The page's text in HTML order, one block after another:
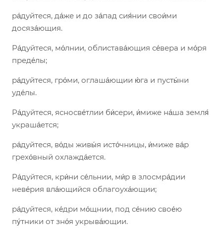
ра́дуйтеся, да́же и до за́пад сия́нии свои́ми
досяза́ющия.
Ра́дуйтеся, мо́лнии, облистава́ющия се́вера и мо́ря
преде́лы;
ра́дуйтеся, гро́ми, оглаша́ющии ю́га и пусты́ни
уде́лы.
Ра́дуйтеся, ясносве́тлии би́сери, и́миже на́ша земля́
украша́ется;
ра́дуйтеся, во́ды живы́я исто́чницы, и́миже ва́р
грехо́вный охлажда́ется.
Ра́дуйтеся, кри́ни се́льнии, ми́р в злосмра́дии
неве́рия вла́ющийся облагоуха́ющии;
ра́дуйтеся, ке́дри мо́щнии, под се́нию свое́ю
пу́тники от зно́я укрыва́ющии.